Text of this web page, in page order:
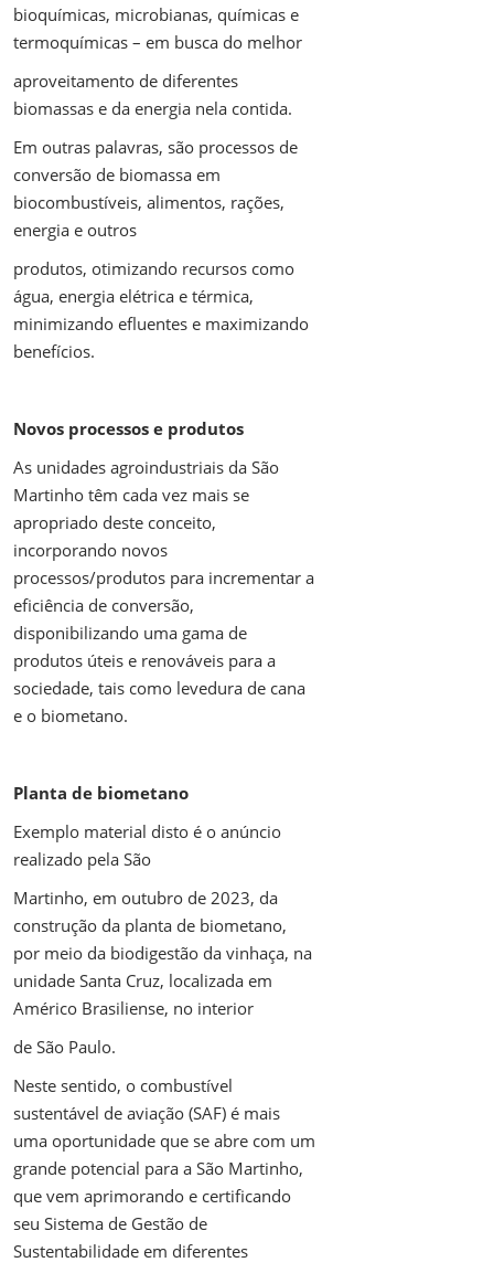
bioquímicas, microbianas, químicas e
termoquímicas – em busca do melhor
aproveitamento de diferentes
biomassas e da energia nela contida.
Em outras palavras, são processos de
conversão de biomassa em
biocombustíveis, alimentos, rações,
energia e outros
produtos, otimizando recursos como
água, energia elétrica e térmica,
minimizando efluentes e maximizando
benefícios.
Novos processos e produtos
As unidades agroindustriais da São
Martinho têm cada vez mais se
apropriado deste conceito,
incorporando novos
processos/produtos para incrementar a
eficiência de conversão,
disponibilizando uma gama de
produtos úteis e renováveis para a
sociedade, tais como levedura de cana
e o biometano.
Planta de biometano
Exemplo material disto é o anúncio
realizado pela São
Martinho, em outubro de 2023, da
construção da planta de biometano,
por meio da biodigestão da vinhaça, na
unidade Santa Cruz, localizada em
Américo Brasiliense, no interior
de São Paulo.
Neste sentido, o combustível
sustentável de aviação (SAF) é mais
uma oportunidade que se abre com um
grande potencial para a São Martinho,
que vem aprimorando e certificando
seu Sistema de Gestão de
Sustentabilidade em diferentes